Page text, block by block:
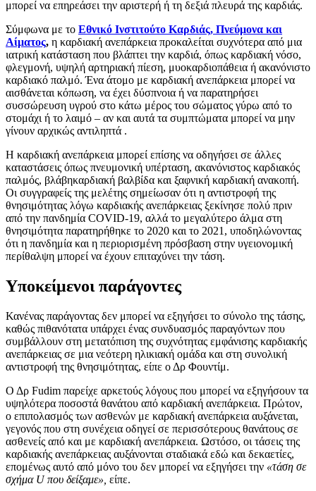
μπορεί να επηρεάσει την αριστερή ή τη δεξιά πλευρά της καρδιάς.
Σύμφωνα με το Εθνικό Ινστιτούτο Καρδιάς, Πνεύμονα και
Αίματος, η καρδιακή ανεπάρκεια προκαλείται συχνότερα από μια
ιατρική κατάσταση που βλάπτει την καρδιά, όπως καρδιακή νόσο,
φλεγμονή, υψηλή αρτηριακή πίεση, μυοκαρδιοπάθεια ή ακανόνιστο
καρδιακό παλμό. Ένα άτομο με καρδιακή ανεπάρκεια μπορεί να
αισθάνεται κόπωση, να έχει δύσπνοια ή να παρατηρήσει
συσσώρευση υγρού στο κάτω μέρος του σώματος γύρω από το
στομάχι ή το λαιμό – αν και αυτά τα συμπτώματα μπορεί να μην
γίνουν αρχικώς αντιληπτά .
Η καρδιακή ανεπάρκεια μπορεί επίσης να οδηγήσει σε άλλες
καταστάσεις όπως πνευμονική υπέρταση, ακανόνιστος καρδιακός
παλμός, βλάβηκαρδιακή βαλβίδα και ξαφνική καρδιακή ανακοπή.
Οι συγγραφείς της μελέτης σημείωσαν ότι η αντιστροφή της
θνησιμότητας λόγω καρδιακής ανεπάρκειας ξεκίνησε πολύ πριν
από την πανδημία COVID-19, αλλά το μεγαλύτερο άλμα στη
θνησιμότητα παρατηρήθηκε το 2020 και το 2021, υποδηλώνοντας
ότι η πανδημία και η περιορισμένη πρόσβαση στην υγειονομική
περίθαλψη μπορεί να έχουν επιταχύνει την τάση.
Υποκείμενοι παράγοντες
Κανένας παράγοντας δεν μπορεί να εξηγήσει το σύνολο της τάσης,
καθώς πιθανότατα υπάρχει ένας συνδυασμός παραγόντων που
συμβάλλουν στη μετατόπιση της συχνότητας εμφάνισης καρδιακής
ανεπάρκειας σε μια νεότερη ηλικιακή ομάδα και στη συνολική
αντιστροφή της θνησιμότητας, είπε ο Δρ Φουντίμ.
Ο Δρ Fudim παρείχε αρκετούς λόγους που μπορεί να εξηγήσουν τα
υψηλότερα ποσοστά θανάτου από καρδιακή ανεπάρκεια. Πρώτον,
ο επιπολασμός των ασθενών με καρδιακή ανεπάρκεια αυξάνεται,
γεγονός που στη συνέχεια οδηγεί σε περισσότερους θανάτους σε
ασθενείς από και με καρδιακή ανεπάρκεια. Ωστόσο, οι τάσεις της
καρδιακής ανεπάρκειας αυξάνονται σταδιακά εδώ και δεκαετίες,
επομένως αυτό από μόνο του δεν μπορεί να εξηγήσει την «τάση σε
σχήμα U που δείξαμε», είπε.